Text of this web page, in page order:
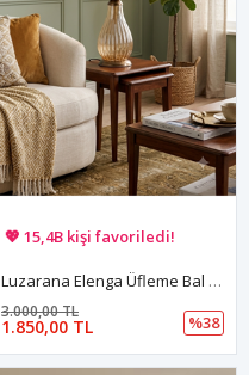
🚚 Hızlı teslimat yapılıyor!
💖 15,4B kişi favoriledi!
💸 Sepette 100 TL indirim!
Luzarana Elenga Üfleme Bal Rengi Cam Gövde Ve Füme Rengi GlobCamlı Tasarım Lüx Masa Lambası
1.850,00 TL
3.000,00 TL
%38